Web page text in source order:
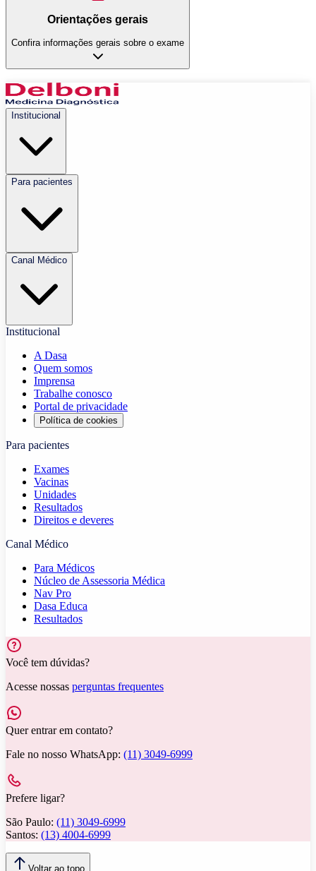
Orientações gerais
Confira informações gerais sobre o exame
Institucional
Para pacientes
Canal Médico
Institucional
A Dasa
Quem somos
Imprensa
Trabalhe conosco
Portal de privacidade
Política de cookies
Para pacientes
Exames
Vacinas
Unidades
Resultados
Direitos e deveres
Canal Médico
Para Médicos
Núcleo de Assessoria Médica
Nav Pro
Dasa Educa
Resultados
Você tem dúvidas?
Acesse nossas perguntas frequentes
Quer entrar em contato?
Fale no nosso WhatsApp: (11) 3049-6999
Prefere ligar?
São Paulo: (11) 3049-6999
Santos: (13) 4004-6999
Voltar ao topo